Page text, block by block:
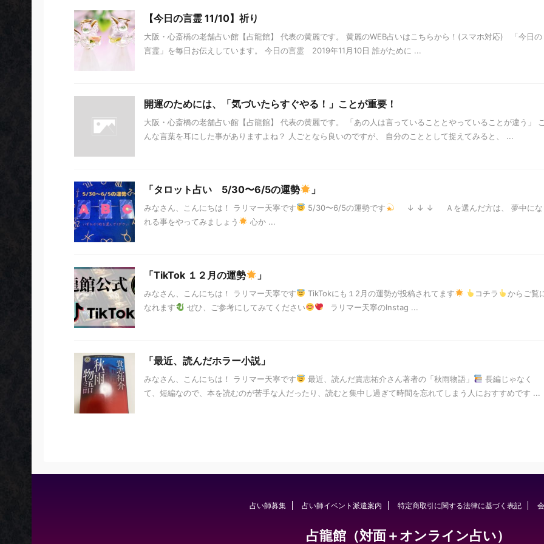
【今日の言霊 11/10】祈り
大阪・心斎橋の老舗占い館【占龍館】 代表の黄麗です。 黄麗のWEB占いはこちらから！(スマホ対応) 「今日の
言霊」を毎日お伝えしています。 今日の言霊 2019年11月10日 誰がために ...
開運のためには、「気づいたらすぐやる！」ことが重要！
大阪・心斎橋の老舗占い館【占龍館】 代表の黄麗です。 「あの人は言っていることとやっていることが違う」
んな言葉を耳にした事がありますよね？ 人ごとなら良いのですが、 自分のこととして捉えてみると、 ...
「タロット占い 5/30〜6/5の運勢 」
みなさん、こんにちは！ ラリマー天寧です 5/30〜6/5の運勢です
↓ ↓ ↓ Ａを選んだ方は、 夢中にな
れる事をやってみましょう
心か ...
「TikTok １２月の運勢 」
みなさん、こんにちは！ ラリマー天寧です TikTokにも１2月の運勢が投稿されてます コチラ
からご覧
なれます
ぜひ、ご参考にしてみてください ラリマー天寧のInstag ...
「最近、読んだホラー小説」
みなさん、こんにちは！ ラリマー天寧です 最近、読んだ貴志祐介さん著者の「秋雨物語」
長編じゃなく
て、短編なので、本を読むのが苦手な人だったり、読むと集中し過ぎて時間を忘れてしまう人におすすめです ...
占い師募集 占い師イベント派遣案内 特定商取引に関する法律に基づく表記
占龍館（対面＋オンライン占い）